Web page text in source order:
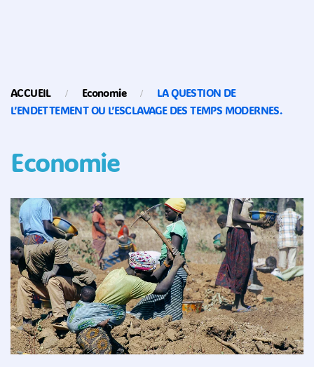
ACCUEIL Economie
LA QUESTION DE
L’ENDETTEMENT OU L’ESCLAVAGE DES TEMPS MODERNES.
Economie